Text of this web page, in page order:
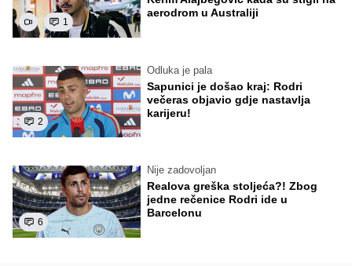
1
aerodrom u Australiji
2
Odluka je pala
Sapunici je došao kraj: Rodri
večeras objavio gdje nastavlja
karijeru!
6
Nije zadovoljan
Realova greška stoljeća?! Zbog
jedne rečenice Rodri ide u
Barcelonu